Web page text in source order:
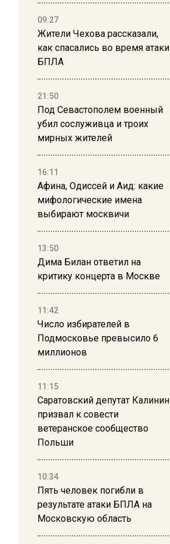
09:27
Жители Чехова рассказали,
как спасались во время атаки
БПЛА
21:50
Под Севастополем военный
убил сослуживца и троих
мирных жителей
16:11
Афина, Одиссей и Аид: какие
мифологические имена
выбирают москвичи
13:50
Дима Билан ответил на
критику концерта в Москве
11:42
Число избирателей в
Подмосковье превысило 6
миллионов
11:15
Саратовский депутат Калинин
призвал к совести
ветеранское сообщество
Польши
10:34
Пять человек погибли в
результате атаки БПЛА на
Московскую область